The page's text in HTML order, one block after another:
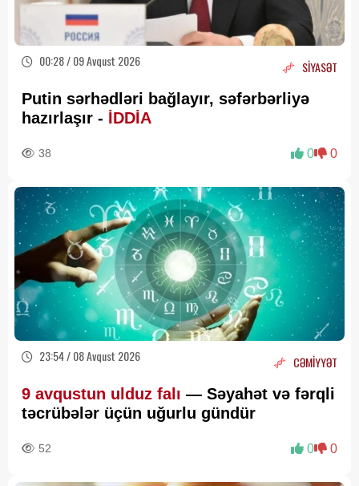
00:28 / 09 Avqust 2026 SİYASƏT
Putin sərhədləri bağlayır, səfərbərliyə
hazırlaşır - İDDİA
38 0 0
23:54 / 08 Avqust 2026 CƏMİYYƏT
9 avqustun ulduz falı — Səyahət və fərqli
təcrübələr üçün uğurlu gündür
52 0 0